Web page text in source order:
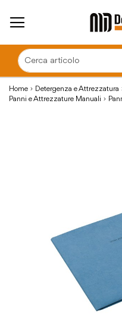
Home Detergenza e Attrezzatura
Panni e Attrezzature Manuali